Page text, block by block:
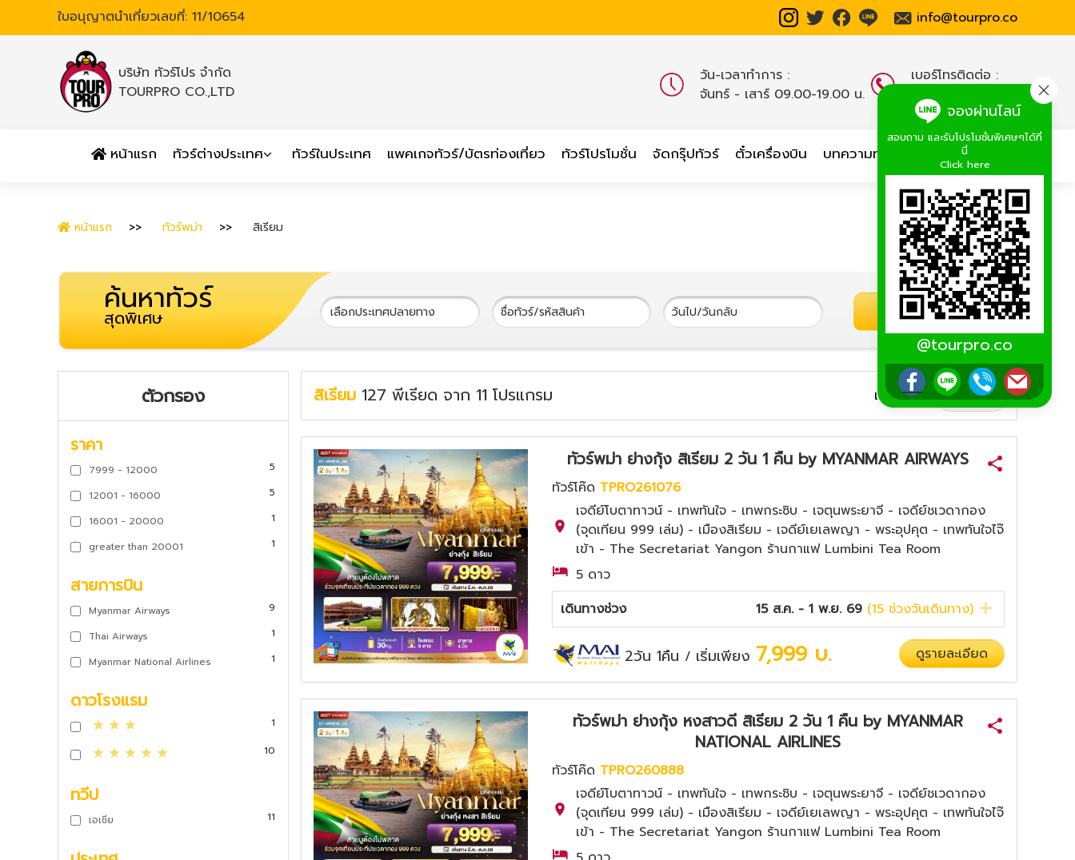
ใบอนุญาตนำเที่ยวเลขที่: 11/10654 info@tourpro.co
บริษัท ทัวร์โปร จำกัด
TOURPRO CO.,LTD
วัน-เวลาทำการ :
จันทร์ - เสาร์ 09.00-19.00 น.
เบอร์โทรติดต่อ :
02-254-9334-8
หน้าแรก ทัวร์ต่างประเทศ ทัวร์ในประเทศ แพคเกจทัวร์/บัตรท่องเที่ยว ทัวร์โปรโมชั่น จัดกรุ๊ปทัวร์ ตั๋วเครื่องบิน บทความท่องเที่ยว เกี่ยวกับเรา
จองผ่านไลน์
สอบถาม และรับโปรโมชั่นพิเศษๆได้ที่
นี่
Click here
@tourpro.co
หน้าแรก ทัวร์พม่า สิเรียม
ค้นหาทัวร์
สุดพิเศษ ค้นหาทัวร์
ตัวกรอง
ราคา
7999 - 12000
5
12001 - 16000
5
16001 - 20000
1
greater than 20001
1
สายการบิน
Myanmar Airways
9
Thai Airways
1
Myanmar National Airlines
1
ดาวโรงแรม
1
10
ทวีป
เอเชีย 11
สิเรียม 127 พีเรียด จาก 11 โปรแกรม เรียงตาม:
ทัวร์พม่า ย่างกุ้ง สิเรียม 2 วัน 1 คืน by MYANMAR AIRWAYS
ทัวร์โค๊ด TPRO261076
เจดีย์โบตาทาวน์ - เทพทันใจ - เทพกระซิบ - เจตุนพระยาจี - เจดีย์ชเวดากอง
(จุดเทียน 999 เล่ม) - เมืองสิเรียม - เจดีย์เยเลพญา - พระอุปคุต - เทพทันใจไจ๊
เข้า - The Secretariat Yangon ร้านกาแฟ Lumbini Tea Room
5 ดาว
เดินทางช่วง
15 ส.ค. - 1 พ.ย. 69 (15ช่วงวันเดินทาง)
2วัน 1คืน / เริ่มเพียง 7,999 บ. ดูรายละเอียด
ทัวร์พม่า ย่างกุ้ง หงสาวดี สิเรียม 2 วัน 1 คืน by MYANMAR
NATIONAL AIRLINES
ทัวร์โค๊ด TPRO260888
เจดีย์โบตาทาวน์ - เทพทันใจ - เทพกระซิบ - เจตุนพระยาจี - เจดีย์ชเวดากอง
(จุดเทียน 999 เล่ม) - เมืองสิเรียม - เจดีย์เยเลพญา - พระอุปคุต - เทพทันใจไจ๊
เข้า - The Secretariat Yangon ร้านกาแฟ Lumbini Tea Room